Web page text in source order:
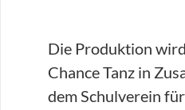
Die Produktion
Chance Tanz in
dem Schulverein